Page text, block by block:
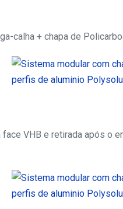
calha + chapa de
VHB e retirada após o